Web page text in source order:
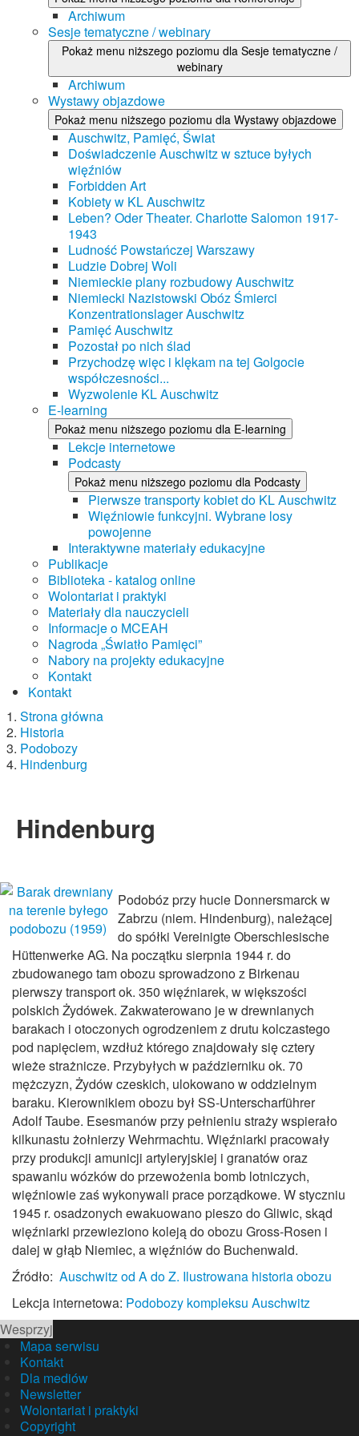
Archiwum
Sesje tematyczne / webinary
Pokaż menu niższego poziomu dla Sesje tematyczne /
webinary
Archiwum
Wystawy objazdowe
Pokaż menu niższego poziomu dla Wystawy objazdowe
Auschwitz, Pamięć, Świat
Doświadczenie Auschwitz w sztuce byłych
więźniów
Forbidden Art
Kobiety w KL Auschwitz
Leben? Oder Theater. Charlotte Salomon 1917-
1943
Ludność Powstańczej Warszawy
Ludzie Dobrej Woli
Niemieckie plany rozbudowy Auschwitz
Niemiecki Nazistowski Obóz Śmierci
Konzentrationslager Auschwitz
Pamięć Auschwitz
Pozostał po nich ślad
Przychodzę więc i klękam na tej Golgocie
współczesności...
Wyzwolenie KL Auschwitz
E-learning
Pokaż menu niższego poziomu dla E-learning
Lekcje internetowe
Podcasty
Pokaż menu niższego poziomu dla Podcasty
Pierwsze transporty kobiet do KL Auschwitz
Więźniowie funkcyjni. Wybrane losy
powojenne
Interaktywne materiały edukacyjne
Publikacje
Biblioteka - katalog online
Wolontariat i praktyki
Materiały dla nauczycieli
Informacje o MCEAH
Nagroda „Światło Pamięci”
Nabory na projekty edukacyjne
Kontakt
Kontakt
Strona główna
Historia
Podobozy
Hindenburg
Hindenburg
Podobóz przy hucie Donnersmarck w
Zabrzu (niem. Hindenburg), należącej
do spółki Vereinigte Oberschlesische
Hüttenwerke AG. Na początku sierpnia 1944 r. do
zbudowanego tam obozu sprowadzono z Birkenau
pierwszy transport ok. 350 więźniarek, w większości
polskich Żydówek. Zakwaterowano je w drewnianych
barakach i otoczonych ogrodzeniem z drutu kolczastego
pod napięciem, wzdłuż którego znajdowały się cztery
wieże strażnicze. Przybyłych w październiku ok. 70
mężczyzn, Żydów czeskich, ulokowano w oddzielnym
baraku. Kierownikiem obozu był SS‑Unterscharführer
Adolf Taube. Esesmanów przy pełnieniu straży wspierało
kilkunastu żołnierzy Wehrmachtu. Więźniarki pracowały
przy produkcji amunicji artyleryjskiej i granatów oraz
spawaniu wózków do przewożenia bomb lotniczych,
więźniowie zaś wykonywali prace porządkowe. W styczniu
1945 r. osadzonych ewakuowano pieszo do Gliwic, skąd
więźniarki przewieziono koleją do obozu Gross‑Rosen i
dalej w głąb Niemiec, a więźniów do Buchenwald.
Źródło: Auschwitz od A do Z. Ilustrowana historia obozu
Lekcja internetowa: Podobozy kompleksu Auschwitz
Wesprzyj
Mapa serwisu
Kontakt
Dla mediów
Newsletter
Wolontariat i praktyki
Copyright